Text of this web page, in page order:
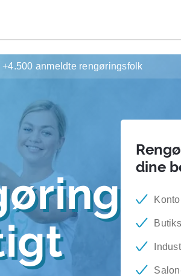
dine
+4.500 anmeldte rengøringsfolk